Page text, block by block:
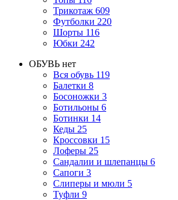
Трикотаж 609
Футболки 220
Шорты 116
Юбки 242
ОБУВЬ нет
Вся обувь 119
Балетки 8
Босоножки 3
Ботильоны 6
Ботинки 14
Кеды 25
Кроссовки 15
Лоферы 25
Сандалии и шлепанцы 6
Сапоги 3
Слиперы и мюли 5
Туфли 9